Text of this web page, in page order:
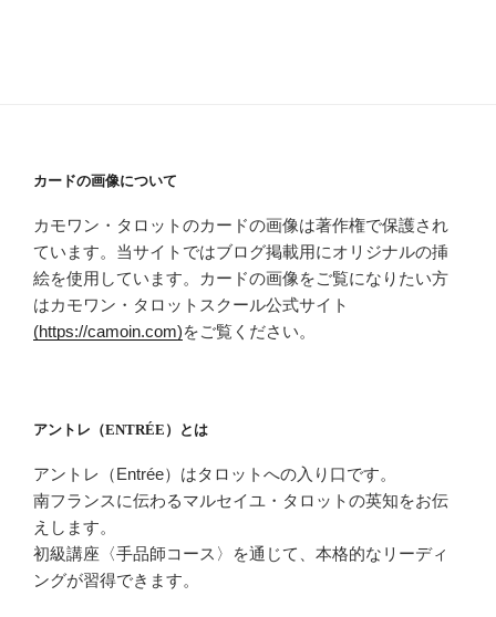
カードの画像について
カモワン・タロットのカードの画像は著作権で保護され
ています。当サイトではブログ掲載用にオリジナルの挿
絵を使用しています。カードの画像をご覧になりたい方
はカモワン・タロットスクール公式サイト
(https://camoin.com)をご覧ください。
アントレ（ENTRÉE）とは
アントレ（Entrée）はタロットへの入り口です。
南フランスに伝わるマルセイユ・タロットの英知をお伝
えします。
初級講座〈手品師コース〉を通じて、本格的なリーディ
ングが習得できます。